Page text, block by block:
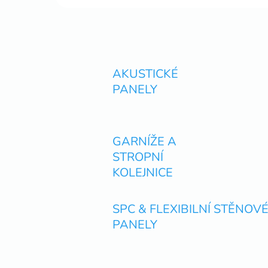
AKUSTICKÉ
PANELY
GARNÍŽE A
STROPNÍ
KOLEJNICE
SPC & FLEXIBILNÍ STĚNOVÉ
PANELY